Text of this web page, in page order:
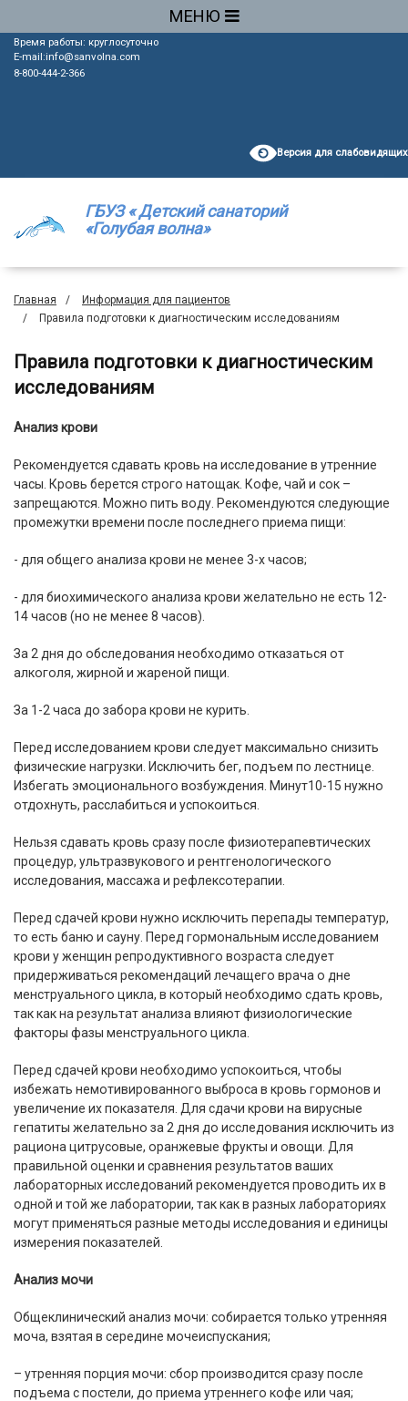
МЕНЮ
Время работы: круглосуточно
E-mail:info@sanvolna.com
8-800-444-2-366
Версия для слабовидящих
ГБУЗ « Детский санаторий
«Голубая волна»
Главная
Информация для пациентов
Правила подготовки к диагностическим исследованиям
Правила подготовки к диагностическим
исследованиям
Анализ крови
Рекомендуется сдавать кровь на исследование в утренние
часы. Кровь берется строго натощак. Кофе, чай и сок –
запрещаются. Можно пить воду. Рекомендуются следующие
промежутки времени после последнего приема пищи:
- для общего анализа крови не менее 3-х часов;
- для биохимического анализа крови желательно не есть 12-
14 часов (но не менее 8 часов).
За 2 дня до обследования необходимо отказаться от
алкоголя, жирной и жареной пищи.
За 1-2 часа до забора крови не курить.
Перед исследованием крови следует максимально снизить
физические нагрузки. Исключить бег, подъем по лестнице.
Избегать эмоционального возбуждения. Минут10-15 нужно
отдохнуть, расслабиться и успокоиться.
Нельзя сдавать кровь сразу после физиотерапевтических
процедур, ультразвукового и рентгенологического
исследования, массажа и рефлексотерапии.
Перед сдачей крови нужно исключить перепады температур,
то есть баню и сауну. Перед гормональным исследованием
крови у женщин репродуктивного возраста следует
придерживаться рекомендаций лечащего врача о дне
менструального цикла, в который необходимо сдать кровь,
так как на результат анализа влияют физиологические
факторы фазы менструального цикла.
Перед сдачей крови необходимо успокоиться, чтобы
избежать немотивированного выброса в кровь гормонов и
увеличение их показателя. Для сдачи крови на вирусные
гепатиты желательно за 2 дня до исследования исключить из
рациона цитрусовые, оранжевые фрукты и овощи. Для
правильной оценки и сравнения результатов ваших
лабораторных исследований рекомендуется проводить их в
одной и той же лаборатории, так как в разных лабораториях
могут применяться разные методы исследования и единицы
измерения показателей.
Анализ мочи
Общеклинический анализ мочи: собирается только утренняя
моча, взятая в середине мочеиспускания;
– утренняя порция мочи: сбор производится сразу после
подъема с постели, до приема утреннего кофе или чая;